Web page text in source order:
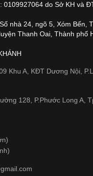
0109927064 do Sở KH và
nhà 24, ngõ 5, Xóm Bến,
Thanh Oai, Thành phố
Khu A, KĐT Dương Nội,
128, P.Phước Long A,